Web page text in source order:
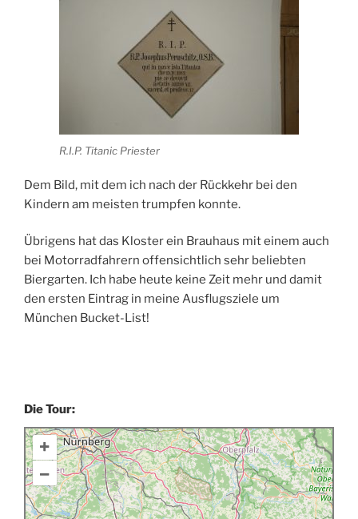
R.I.P. Titanic Priester
Dem Bild, mit dem ich nach der Rückkehr bei den
Kindern am meisten trumpfen konnte.
Übrigens hat das Kloster ein Brauhaus mit einem auch
bei Motorradfahrern offensichtlich sehr beliebten
Biergarten. Ich habe heute keine Zeit mehr und damit
den ersten Eintrag in meine Ausflugsziele um
München Bucket-List!
Die Tour:
+
–